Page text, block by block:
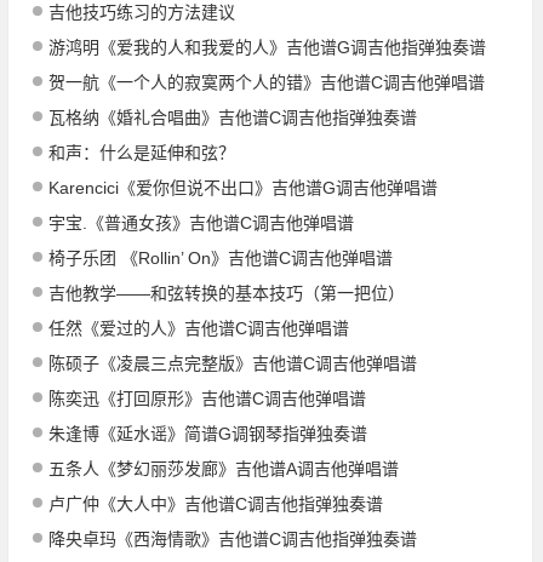
吉他技巧练习的方法建议
游鸿明《爱我的人和我爱的人》吉他谱G调吉他指弹独奏谱
贺一航《一个人的寂寞两个人的错》吉他谱C调吉他弹唱谱
瓦格纳《婚礼合唱曲》吉他谱C调吉他指弹独奏谱
和声：什么是延伸和弦？
Karencici《爱你但说不出口》吉他谱G调吉他弹唱谱
宇宝.《普通女孩》吉他谱C调吉他弹唱谱
椅子乐团 《Rollin’ On》吉他谱C调吉他弹唱谱
吉他教学——和弦转换的基本技巧（第一把位）
任然《爱过的人》吉他谱C调吉他弹唱谱
陈硕子《凌晨三点完整版》吉他谱C调吉他弹唱谱
陈奕迅《打回原形》吉他谱C调吉他弹唱谱
朱逢博《延水谣》简谱G调钢琴指弹独奏谱
五条人《梦幻丽莎发廊》吉他谱A调吉他弹唱谱
卢广仲《大人中》吉他谱C调吉他指弹独奏谱
降央卓玛《西海情歌》吉他谱C调吉他指弹独奏谱